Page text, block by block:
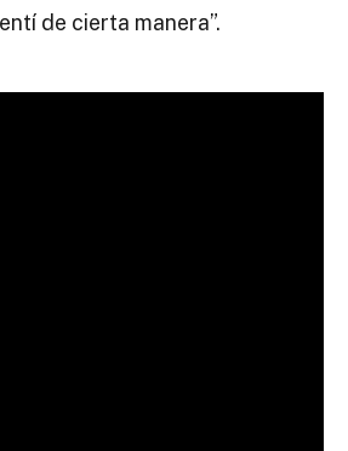
de cierta manera”.